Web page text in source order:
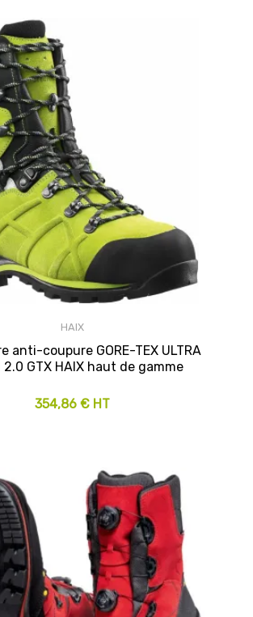
HAIX
anti-coupure GORE-TEX ULTRA
2.0 GTX HAIX haut de gamme
354,86 € HT